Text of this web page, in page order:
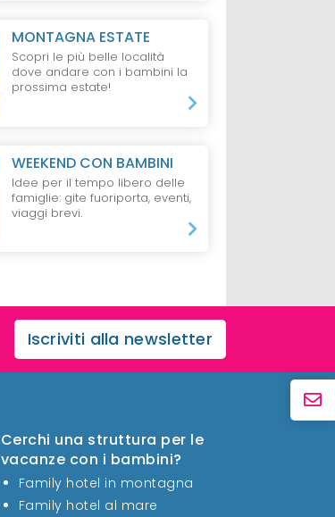
MONTAGNA ESTATE
Scopri le più belle località
dove andare con i bambini la
prossima estate!
WEEKEND CON BAMBINI
Idee per il tempo libero delle
famiglie: gite fuoriporta, eventi,
viaggi brevi.
Iscriviti alla newsletter
Cerchi una struttura per le
vacanze con i bambini?
Family hotel in montagna
Family hotel al mare